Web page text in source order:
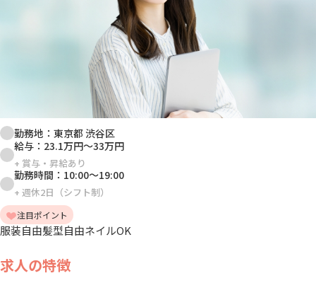
勤務地： 東京都 渋谷区
給与： 23.1万円～33万円
+ 賞与・昇給あり
勤務時間： 10:00～19:00
+ 週休2日（シフト制）
注目ポイント
服装自由髪型自由ネイルOK
求人の特徴